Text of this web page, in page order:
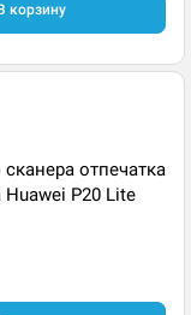
корзину
отпечатка
Huawei P20 Lite